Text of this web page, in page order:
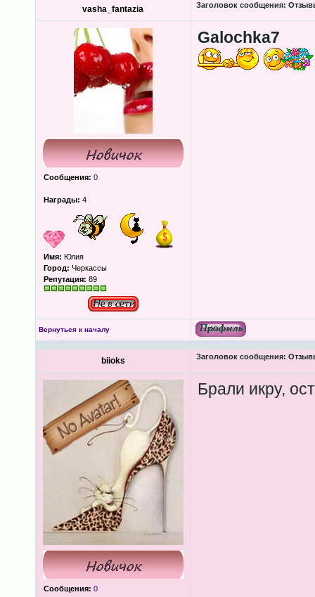
vasha_fantazia Заголовок сообщения:
Сообщения: 0
Награды: 4
Имя: Юлия
Город: Черкассы
Репутация: 89
Galochka7
Вернуться к началу
biioks Заголовок сообщения:
Сообщения: 0
Брали икру,